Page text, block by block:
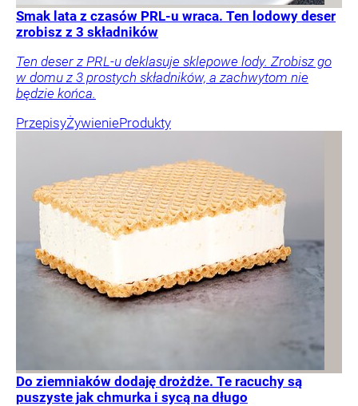
Smak lata z czasów PRL-u wraca. Ten lodowy deser
zrobisz z 3 składników
Ten deser z PRL-u deklasuje sklepowe lody. Zrobisz go
w domu z 3 prostych składników, a zachwytom nie
będzie końca.
PrzepisyŻywienieProdukty
Do ziemniaków dodaję drożdże. Te racuchy są
puszyste jak chmurka i sycą na długo